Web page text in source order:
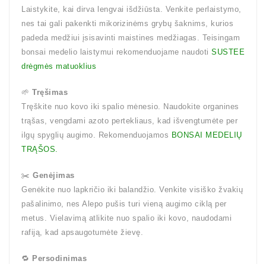
Laistykite, kai dirva lengvai išdžiūsta. Venkite perlaistymo,
nes tai gali pakenkti mikorizinėms grybų šaknims, kurios
padeda medžiui įsisavinti maistines medžiagas. Teisingam
bonsai medelio laistymui rekomenduojame naudoti SUSTEE
drėgmės matuoklius
🌱 Tręšimas
Tręškite nuo kovo iki spalio mėnesio. Naudokite organines
trąšas, vengdami azoto pertekliaus, kad išvengtumėte per
ilgų spyglių augimo. Rekomenduojamos BONSAI MEDELIŲ
TRĄŠOS.
✂️ Genėjimas
Genėkite nuo lapkričio iki balandžio. Venkite visiško žvakių
pašalinimo, nes Alepo pušis turi vieną augimo ciklą per
metus. Vielavimą atlikite nuo spalio iki kovo, naudodami
rafiją, kad apsaugotumėte žievę.
🔁 Persodinimas